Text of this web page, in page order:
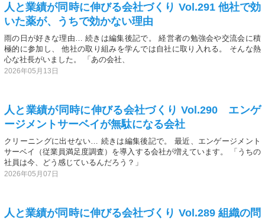
人と業績が同時に伸びる会社づくり Vol.291 他社で効
いた薬が、うちで効かない理由
雨の日が好きな理由… 続きは編集後記で。 経営者の勉強会や交流会に積
極的に参加し、 他社の取り組みを学んでは自社に取り入れる。 そんな熱
心な社長がいました。 「あの会社、
2026年05月13日
人と業績が同時に伸びる会社づくり Vol.290 エンゲ
ージメントサーベイが無駄になる会社
クリーニングに出せない… 続きは編集後記で。 最近、エンゲージメント
サーベイ（従業員満足度調査）を導入する会社が増えています。 「うちの
社員は今、どう感じているんだろう？」
2026年05月07日
人と業績が同時に伸びる会社づくり Vol.289 組織の問